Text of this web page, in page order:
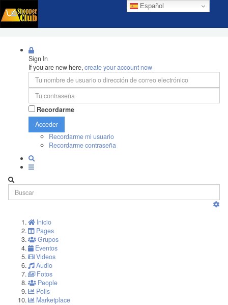
Español
Sign In
If you are new here,create your account now
Recordarme
Acceder
Recordarme mi usuario
Recordarme contraseña
Inicio
Pages
Grupos
Eventos
Videos
Audio
Fotos
People
Polls
Marketplace